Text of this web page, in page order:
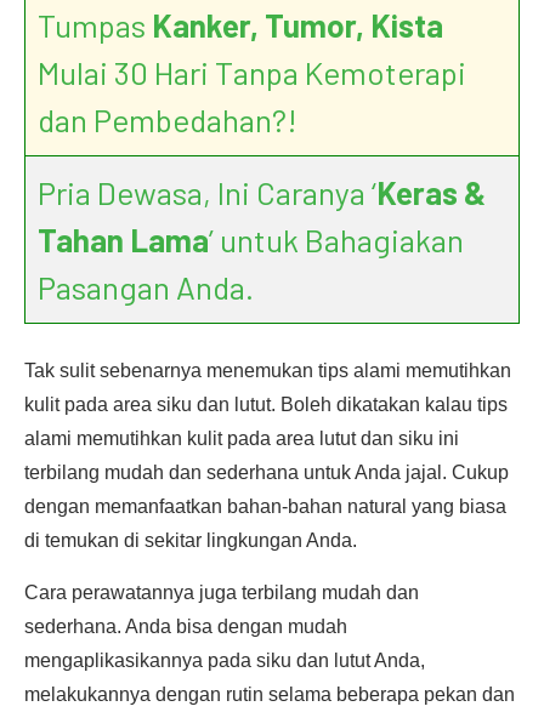
Tumpas Kanker, Tumor, Kista
Mulai 30 Hari Tanpa Kemoterapi
dan Pembedahan?!
Pria Dewasa, Ini Caranya ‘Keras &
Tahan Lama’ untuk Bahagiakan
Pasangan Anda.
Tak sulit sebenarnya menemukan tips alami memutihkan
kulit pada area siku dan lutut. Boleh dikatakan kalau tips
alami memutihkan kulit pada area lutut dan siku ini
terbilang mudah dan sederhana untuk Anda jajal. Cukup
dengan memanfaatkan bahan-bahan natural yang biasa
di temukan di sekitar lingkungan Anda.
Cara perawatannya juga terbilang mudah dan
sederhana. Anda bisa dengan mudah
mengaplikasikannya pada siku dan lutut Anda,
melakukannya dengan rutin selama beberapa pekan dan